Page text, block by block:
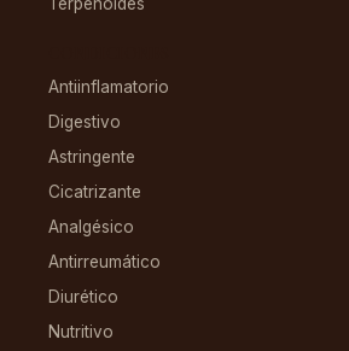
Terpenoides
Antiinflamatorio
Digestivo
Astringente
Cicatrizante
Analgésico
Antirreumático
Diurético
Nutritivo